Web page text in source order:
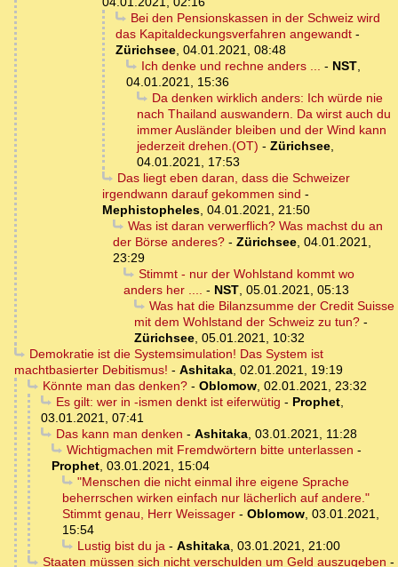
Bei den Pensionskassen in der Schweiz wird
das Kapitaldeckungsverfahren angewandt -
Zürichsee, 04.01.2021, 08:48
Ich denke und rechne anders ... - NST,
04.01.2021, 15:36
Da denken wirklich anders: Ich würde nie
nach Thailand auswandern. Da wirst auch du
immer Ausländer bleiben und der Wind kann
jederzeit drehen.(OT) - Zürichsee,
04.01.2021, 17:53
Das liegt eben daran, dass die Schweizer
irgendwann darauf gekommen sind -
Mephistopheles, 04.01.2021, 21:50
Was ist daran verwerflich? Was machst du an
der Börse anderes? - Zürichsee, 04.01.2021,
23:29
Stimmt - nur der Wohlstand kommt wo
anders her .... - NST, 05.01.2021, 05:13
Was hat die Bilanzsumme der Credit Suisse
mit dem Wohlstand der Schweiz zu tun? -
Zürichsee, 05.01.2021, 10:32
Demokratie ist die Systemsimulation! Das System ist
machtbasierter Debitismus! - Ashitaka, 02.01.2021, 19:19
Könnte man das denken?- Oblomow, 02.01.2021, 23:32
Es gilt: wer in -ismen denkt ist eiferwütig - Prophet,
03.01.2021, 07:41
Das kann man denken - Ashitaka, 03.01.2021, 11:28
Wichtigmachen mit Fremdwörtern bitte unterlassen -
Prophet, 03.01.2021, 15:04
"Menschen die nicht einmal ihre eigene Sprache
beherrschen wirken einfach nur lächerlich auf andere."
Stimmt genau, Herr Weissager - Oblomow, 03.01.2021,
15:54
Lustig bist du ja- Ashitaka, 03.01.2021, 21:00
Staaten müssen sich nicht verschulden um Geld auszugeben -